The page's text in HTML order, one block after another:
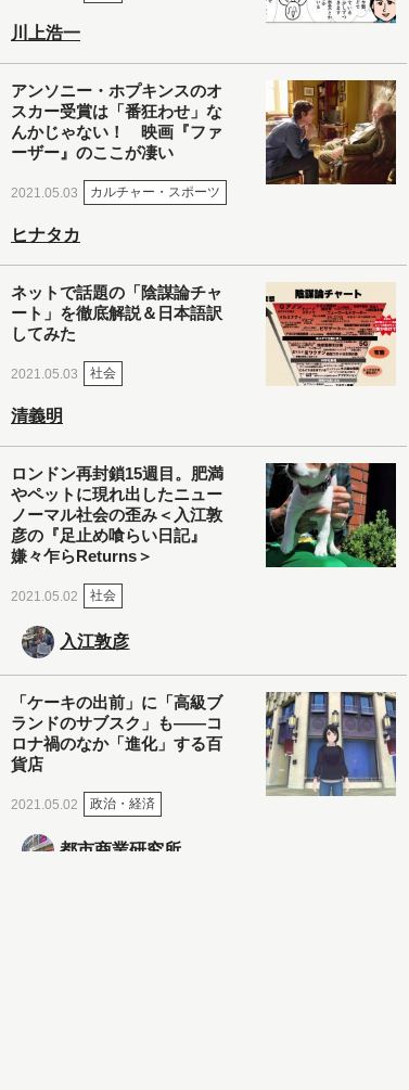
川上浩一
アンソニー・ホプキンスのオ
スカー受賞は「番狂わせ」な
んかじゃない！ 映画『ファ
ーザー』のここが凄い
2021.05.03 カルチャー・スポーツ
ヒナタカ
ネットで話題の「陰謀論チャ
ート」を徹底解説＆日本語訳
してみた
2021.05.03 社会
清義明
ロンドン再封鎖15週目。肥満
やペットに現れ出したニュー
ノーマル社会の歪み＜入江敦
彦の『足止め喰らい日記』
嫌々乍らReturns＞
2021.05.02 社会
入江敦彦
「ケーキの出前」に「高級ブ
ランドのサブスク」も――コ
ロナ禍のなか「進化」する百
貨店
2021.05.02 政治・経済
都市商業研究所